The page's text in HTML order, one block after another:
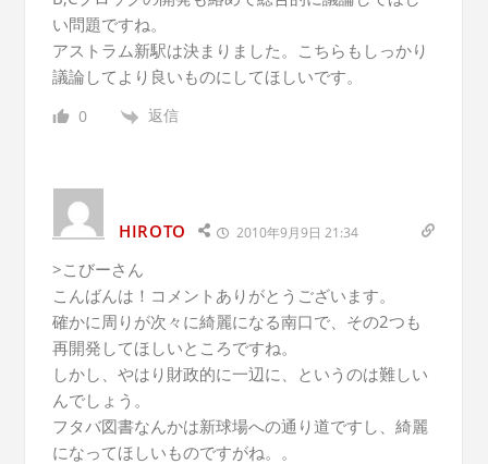
い問題ですね。
アストラム新駅は決まりました。こちらもしっかり
議論してより良いものにしてほしいです。
0 返信
HIROTO 2010年9月9日 21:34
>こびーさん
こんばんは！コメントありがとうございます。
確かに周りが次々に綺麗になる南口で、その2つも
再開発してほしいところですね。
しかし、やはり財政的に一辺に、というのは難しい
んでしょう。
フタバ図書なんかは新球場への通り道ですし、綺麗
になってほしいものですがね。。